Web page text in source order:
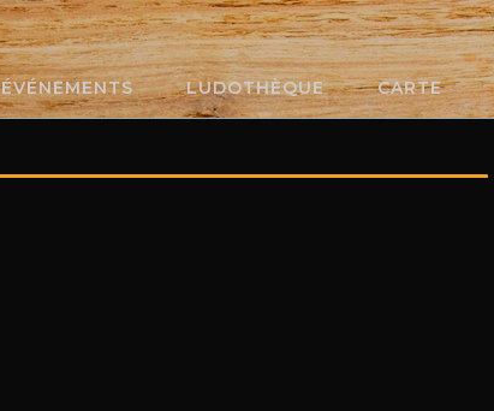
ÉVÉNEMENTS LUDOTHÈQUE CARTE